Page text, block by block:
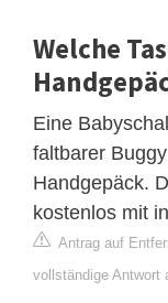
Welche
Eine
faltbarer
Handgepäck.
kostenlos mit
Antrag auf
vollständige Antwort